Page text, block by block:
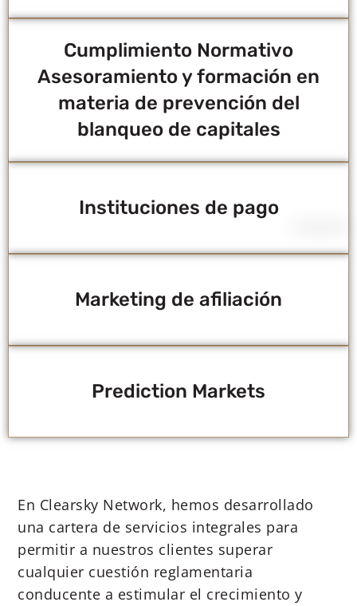
Cumplimiento Normativo
Asesoramiento y formación en
materia de prevención del
blanqueo de capitales
Instituciones de pago
Marketing de afiliación
Prediction Markets
En Clearsky Network, hemos desarrollado
una cartera de servicios integrales para
permitir a nuestros clientes superar
cualquier cuestión reglamentaria
conducente a estimular el crecimiento y